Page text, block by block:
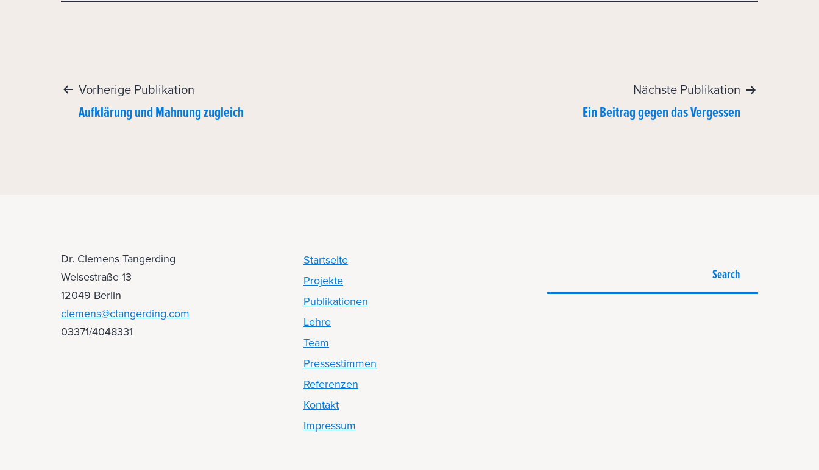
Post
Vorherige Publikation
Aufklärung und Mahnung zugleich
Nächste Publikation
Ein Beitrag gegen das Vergessen
Dr. Clemens Tangerding
Weisestraße 13
12049 Berlin
clemens@ctangerding.com
03371/4048331
Startseite
Projekte
Publikationen
Lehre
Team
Pressestimmen
Referenzen
Kontakt
Impressum